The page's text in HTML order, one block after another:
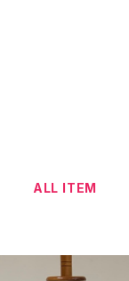
ALL ITEM